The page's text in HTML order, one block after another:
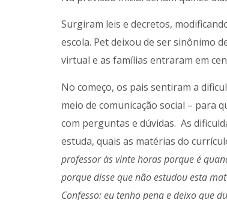
Surgiram leis e decretos,
escola. Pet deixou de ser sinônimo
virtual e as famílias entraram em
No começo, os pais sentiram a
meio de comunicação social – para
com perguntas e dúvidas. As
estuda, quais as matérias do
professor às vinte horas porque é
porque disse que não estudou esta
Confesso: eu tenho pena e deixo que